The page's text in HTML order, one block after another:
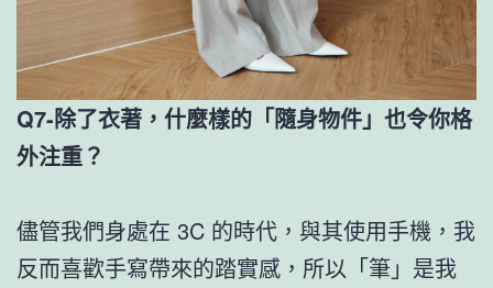
Q7-除了衣著，什麼樣的「隨身物件」也令你格
外注重？
儘管我們身處在 3C 的時代，與其使用手機，我
反而喜歡手寫帶來的踏實感，所以「筆」是我